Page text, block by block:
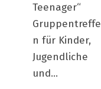
Teenager“
Gruppentreffe
n für Kinder,
Jugendliche
und...